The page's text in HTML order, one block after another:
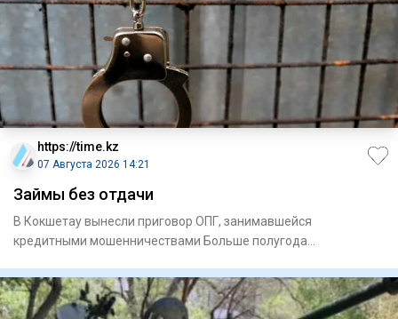
https://time.kz
07 Августа 2026 14:21
Займы без отдачи
В Кокшетау вынесли приговор ОПГ, занимавшейся
кредитными мошенничествами Больше полугода